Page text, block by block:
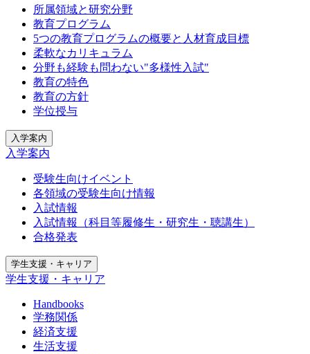
所属領域と研究分野
教育プログラム
5つの教育プログラムの概要と人材育成目標
柔軟なカリキュラム
分野も経験も問わない"多様性入試"
教育の特色
教育の方針
学位授与
入学案内
入学案内
受験生向けイベント
各領域の受験生向け情報
入試情報
入試情報（科目等履修生・研究生・聴講生）
合格発表
学生支援・キャリア
学生支援・キャリア
Handbooks
学務関係
経済支援
生活支援